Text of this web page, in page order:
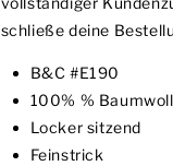
schließe deine
B&C #E190
100% %
Locker sitzend
Feinstrick